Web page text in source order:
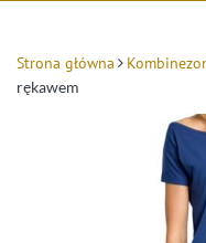
Strona główna
rękawem